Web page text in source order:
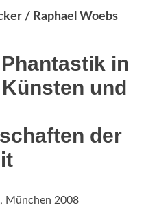
/ Raphael Woebs
in
und
der
München 2008